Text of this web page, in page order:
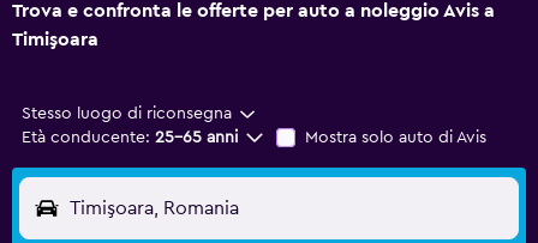
Trova e confronta le offerte per auto a noleggio Avis a
Timişoara
Stesso luogo di riconsegna
Età conducente: 25-65 anni Mostra solo auto di Avis
Timişoara, Romania